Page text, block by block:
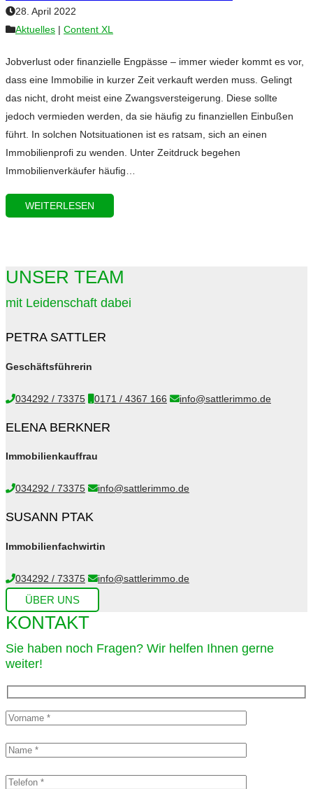
28. April 2022
Aktuelles | Content XL
Jobverlust oder finanzielle Engpässe – immer wieder kommt es vor,
dass eine Immobilie in kurzer Zeit verkauft werden muss. Gelingt
das nicht, droht meist eine Zwangsversteigerung. Diese sollte
jedoch vermieden werden, da sie häufig zu finanziellen Einbußen
führt. In solchen Notsituationen ist es ratsam, sich an einen
Immobilienprofi zu wenden. Unter Zeitdruck begehen
Immobilienverkäufer häufig…
WEITERLESEN
UNSER TEAM
mit Leidenschaft dabei
PETRA SATTLER
Geschäftsführerin
034292 / 73375 0171 / 4367 166 info@sattlerimmo.de
ELENA BERKNER
Immobilienkauffrau
034292 / 73375 info@sattlerimmo.de
SUSANN PTAK
Immobilienfachwirtin
034292 / 73375 info@sattlerimmo.de
ÜBER UNS
KONTAKT
Sie haben noch Fragen? Wir helfen Ihnen gerne
weiter!​